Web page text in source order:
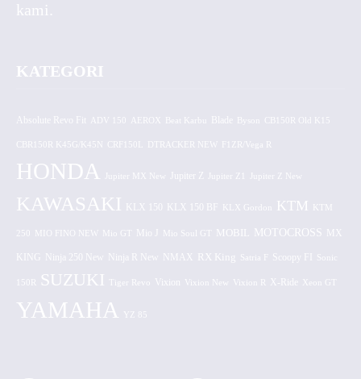
kami.
KATEGORI
Absolute Revo Fit ADV 150 AEROX CB150R Old K15
CBR150R K45G/K45N CRF150L DTRACKER NEW F1ZR/Vega R
HONDA Jupiter MX New Jupiter Z Jupiter Z1 Jupiter Z New
KAWASAKI KLX 150 KLX 150 BF KLX Gordon KTM KTM
250 MIO FINO NEW Mio GT Mio J Mio Soul GT MOBIL MOTOCROSS MX
KING Ninja 250 New Ninja R New NMAX RX King Satria F Scoopy FI Sonic
150R SUZUKI Tiger Revo Vixion Vixion New Vixion R X-Ride Xeon GT
YAMAHA YZ 85